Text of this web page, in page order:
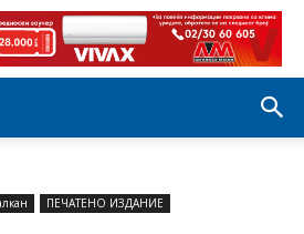
ПЕЧАТЕНО ИЗДАНИЕ